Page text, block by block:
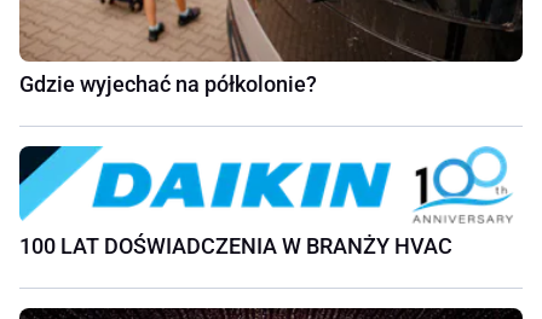
Gdzie wyjechać na półkolonie?
100 LAT DOŚWIADCZENIA W BRANŻY HVAC